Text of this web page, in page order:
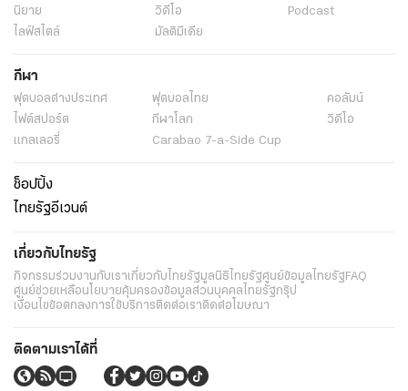
นิยาย
วิดีโอ
Podcast
ไลฟ์สไตล์
มัลติมีเดีย
กีฬา
ฟุตบอลต่่างประเทศ ฟุตบอลไทย
คอลัมน์
ไฟต์สปอร์ต
กีฬาโลก
วิดีโอ
แกลเลอรี่
Carabao 7-a-Side Cup
ช็อปปิ้ง
ไทยรัฐอีเวนต์
เกี่ยวกับไทยรัฐ
กิจกรรมร่วมงานกับเราเกี่ยวกับไทยรัฐมูลนิธิไทยรัฐศูนย์ข้อมูลไทยรัฐFAQ
ศูนย์ช่วยเหลือนโยบายคุ้มครองข้อมูลส่วนบุคคลไทยรัฐกรุ๊ป
เงื่อนไขข้อตกลงการใช้บริการติดต่อเราติดต่อโฆษณา
ติดตามเราได้ที่